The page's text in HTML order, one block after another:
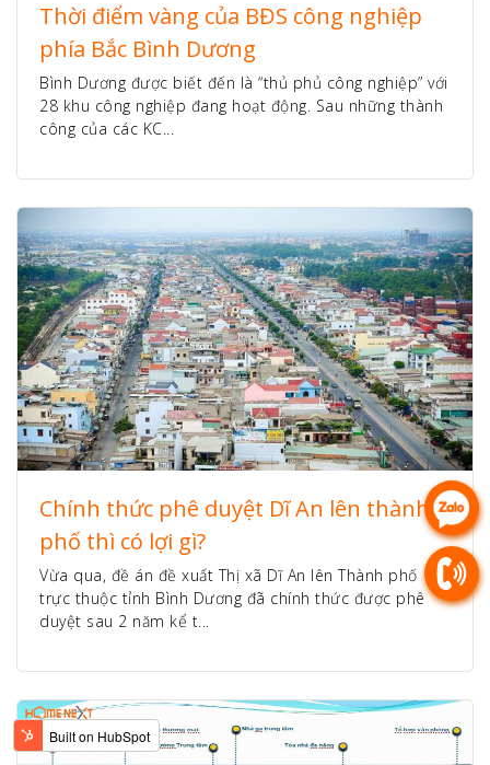
Thời điểm vàng của BĐS công nghiệp
phía Bắc Bình Dương
Bình Dương được biết đến là “thủ phủ công nghiệp” với
28 khu công nghiệp đang hoạt động. Sau những thành
công của các KC...
Chính thức phê duyệt Dĩ An lên thành
phố thì có lợi gì?
Vừa qua, đề án đề xuất Thị xã Dĩ An lên Thành phố
trực thuộc tỉnh Bình Dương đã chính thức được phê
duyệt sau 2 năm kể t...